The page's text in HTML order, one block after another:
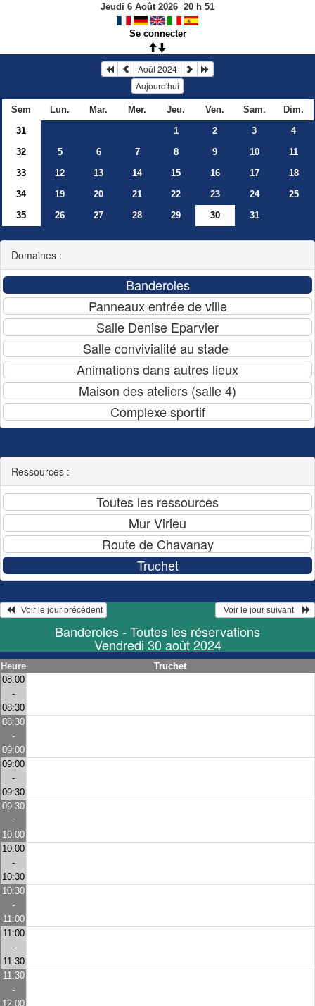
Jeudi 6 Août 2026 20 h 51
Se connecter
Août 2024
Aujourd'hui
Sem Lun. Mar. Mer. Jeu. Ven. Sam.
Dim.
31
1 2 3
4
32
5 6 7 8 9 10
11
33
12 13 14 15 16 17
18
34
19 20 21 22 23 24
25
35
26 27 28 29 30 31
Domaines :
Ressources :
   Voir le jour précédent
  Voir le jour suivant
Banderoles - Toutes les réservations
Vendredi 30 août 2024
Heure
Truchet
08:00
-
08:30
08:30
-
09:00
09:00
-
09:30
09:30
-
10:00
10:00
-
10:30
10:30
-
11:00
11:00
-
11:30
11:30
-
12:00